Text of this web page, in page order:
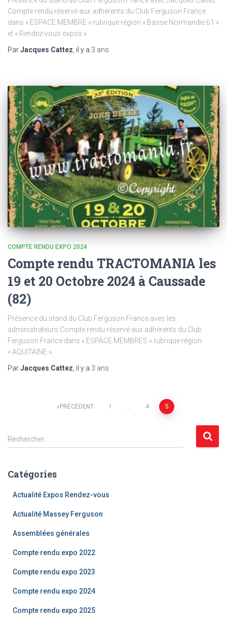
Compte rendu réservé aux adhérents du Club Ferguson France
dans « ESPACE MEMBRE » rubrique région « Basse Normandie 61 »
et « Rendez-vous expos »
ParJacques Cattez, il y a 3 ans
COMPTE RENDU EXPO 2024
Compte rendu TRACTOMANIA les
19 et 20 Octobre 2024 à Caussade
(82)
Présence du stand du Club Ferguson France avec les
administrateurs Compte rendu réservé aux adhérents du Club
Ferguson France dans « ESPACE MEMBRES » rubrique région
« AQUITAINE »
ParJacques Cattez , il y a 3 ans
Navigation
des
PRÉCÉDENT 1 … 4 5
R
e
e
Rechercher…
Catégories
Actualité Expos Rendez-vous
Actualité Massey Ferguson
Assemblées générales
Compte rendu expo 2022
Compte rendu expo 2023
Compte rendu expo 2024
Compte rendu expo 2025